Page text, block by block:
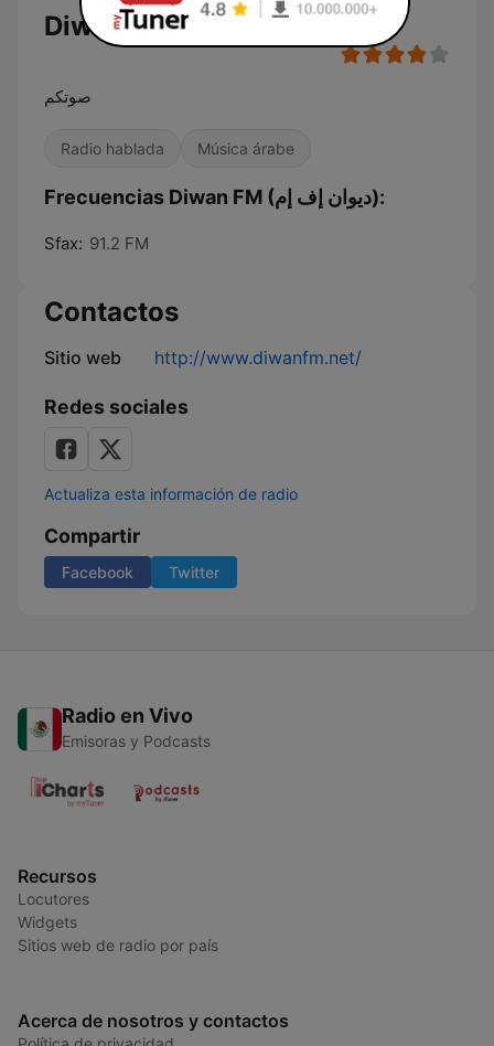
صوتكم
Radio hablada Música árabe
Frecuencias Diwan FM (ديوان إف إم):
Sfax: 91.2 FM
Contactos
Sitio web http://www.diwanfm.net/
Redes sociales
Actualiza esta información de radio
Compartir
Facebook Twitter
Radio en Vivo
Emisoras y Podcasts
Recursos
Locutores
Widgets
Sitios web de radio por país
Acerca de nosotros y contactos